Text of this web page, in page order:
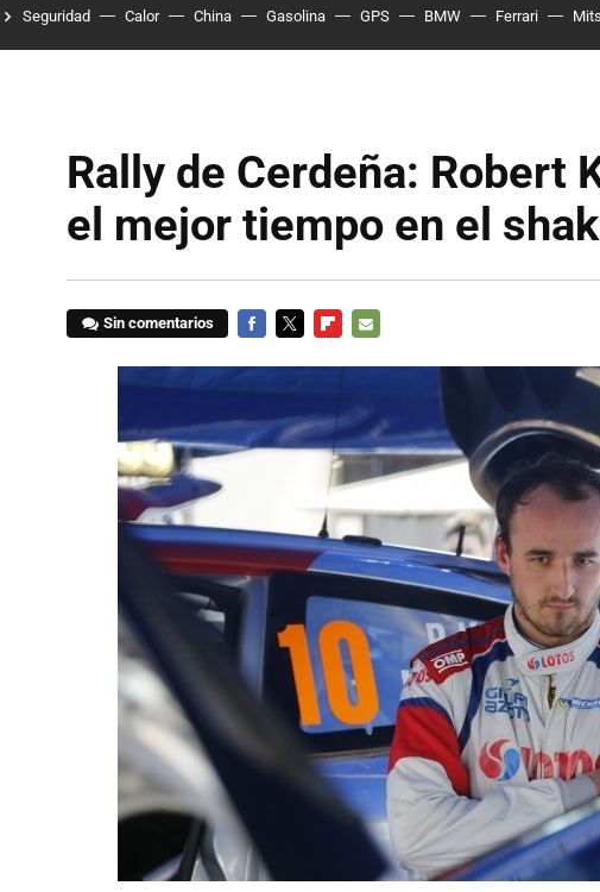
Seguridad Calor China Gasolina GPS BMW Ferrari
Rally de Cerdeña: Robert
el mejor tiempo en el
Sin comentarios